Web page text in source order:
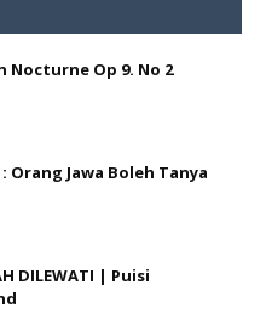
Nocturne Op 9. No 2
Orang Jawa Boleh Tanya
DILEWATI | Puisi